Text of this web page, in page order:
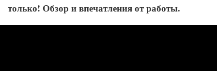
только! Обзор и впечатления от работы.